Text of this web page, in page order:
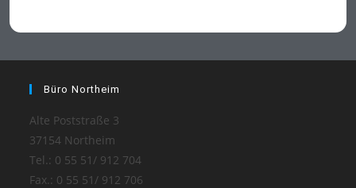
Büro Northeim
Alte Poststraße 3
37154 Northeim
Tel.: 0 55 51/ 912 704
Fax.: 0 55 51/ 912 706